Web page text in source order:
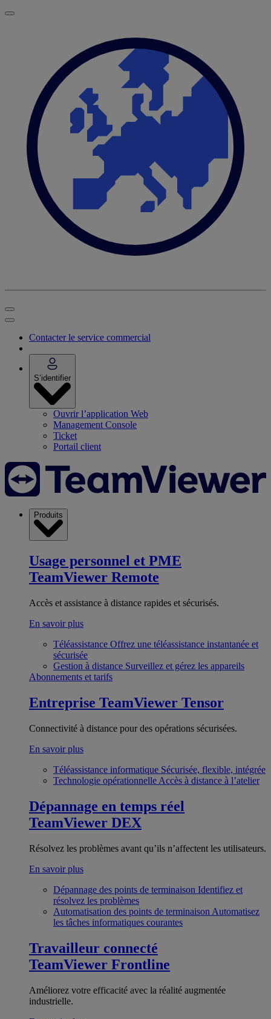
Contacter le service commercial
S’identifier
Ouvrir l’application Web
Management Console
Ticket
Portail client
Produits
Usage personnel et PME
TeamViewer Remote
Accès et assistance à distance rapides et sécurisés.
En savoir plus
Téléassistance Offrez une téléassistance instantanée et
sécurisée
Gestion à distance Surveillez et gérez les appareils
Abonnements et tarifs
Entreprise TeamViewer Tensor
Connectivité à distance pour des opérations sécurisées.
En savoir plus
Téléassistance informatique Sécurisée, flexible, intégrée
Technologie opérationnelle Accès à distance à l’atelier
Dépannage en temps réel
TeamViewer DEX
Résolvez les problèmes avant qu’ils n’affectent les utilisateurs.
En savoir plus
Dépannage des points de terminaison Identifiez et
résolvez les problèmes
Automatisation des points de terminaison Automatisez
les tâches informatiques courantes
Travailleur connecté
TeamViewer Frontline
Améliorez votre efficacité avec la réalité augmentée
industrielle.